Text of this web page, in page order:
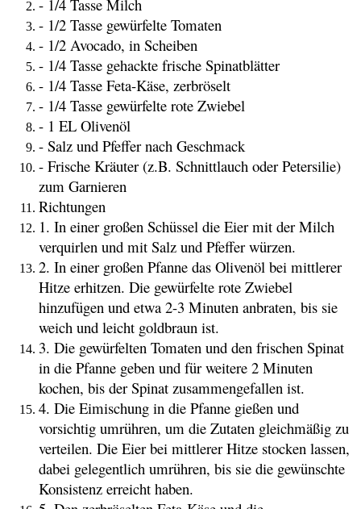
- 1/4 Tasse Milch
- 1/2 Tasse gewürfelte Tomaten
- 1/2 Avocado, in Scheiben
- 1/4 Tasse gehackte frische Spinatblätter
- 1/4 Tasse Feta-Käse, zerbröselt
- 1/4 Tasse gewürfelte rote Zwiebel
- 1 EL Olivenöl
- Salz und Pfeffer nach Geschmack
- Frische Kräuter (z.B. Schnittlauch oder Petersilie)
zum Garnieren
Richtungen
1. In einer großen Schüssel die Eier mit der Milch
verquirlen und mit Salz und Pfeffer würzen.
2. In einer großen Pfanne das Olivenöl bei mittlerer
Hitze erhitzen. Die gewürfelte rote Zwiebel
hinzufügen und etwa 2-3 Minuten anbraten, bis sie
weich und leicht goldbraun ist.
3. Die gewürfelten Tomaten und den frischen Spinat
in die Pfanne geben und für weitere 2 Minuten
kochen, bis der Spinat zusammengefallen ist.
4. Die Eimischung in die Pfanne gießen und
vorsichtig umrühren, um die Zutaten gleichmäßig zu
verteilen. Die Eier bei mittlerer Hitze stocken lassen,
dabei gelegentlich umrühren, bis sie die gewünschte
Konsistenz erreicht haben.